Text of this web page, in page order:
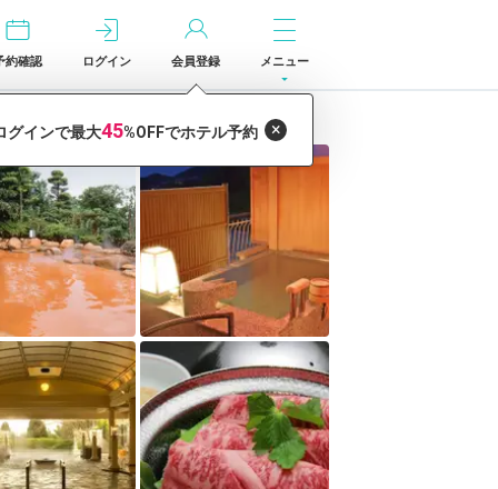
約確認 ログイン 会員登録 メニュー